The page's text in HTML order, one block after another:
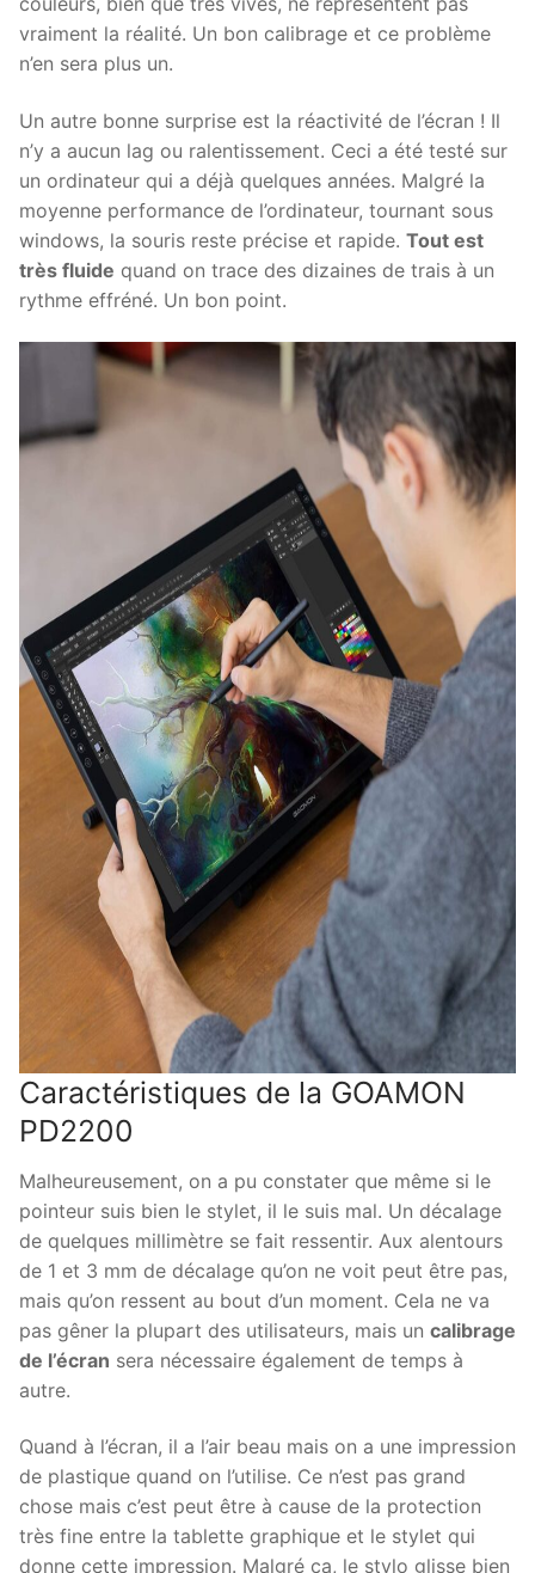
vraiment la réalité. Un bon calibrage et ce problème
n’en sera plus un.
Un autre bonne surprise est la réactivité de l’écran ! Il
n’y a aucun lag ou ralentissement. Ceci a été testé sur
un ordinateur qui a déjà quelques années. Malgré la
moyenne performance de l’ordinateur, tournant sous
windows, la souris reste précise et rapide. Tout est
très fluide quand on trace des dizaines de trais à un
rythme effréné. Un bon point.
Caractéristiques de la GOAMON
PD2200
Malheureusement, on a pu constater que même si le
pointeur suis bien le stylet, il le suis mal. Un décalage
de quelques millimètre se fait ressentir. Aux alentours
de 1 et 3 mm de décalage qu’on ne voit peut être pas,
mais qu’on ressent au bout d’un moment. Cela ne va
pas gêner la plupart des utilisateurs, mais un calibrage
de l’écran sera nécessaire également de temps à
autre.
Quand à l’écran, il a l’air beau mais on a une impression
de plastique quand on l’utilise. Ce n’est pas grand
chose mais c’est peut être à cause de la protection
très fine entre la tablette graphique et le stylet qui
donne cette impression. Malgré ça, le stylo glisse bien